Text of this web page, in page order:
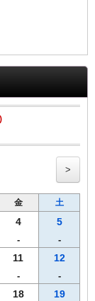
ント。
でご了承下さい
プランにて御予
ﾀｲﾄﾙ見放題）
>
金 土
4
-
5
-
11
-
12
-
18 19